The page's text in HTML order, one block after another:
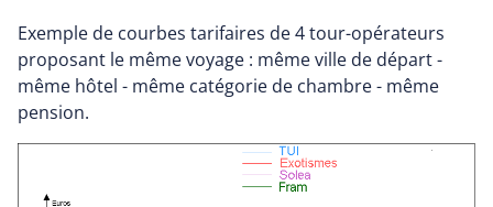
Exemple de courbes tarifaires de 4 tour-opérateurs
proposant le même voyage : même ville de départ -
même hôtel - même catégorie de chambre - même
pension.